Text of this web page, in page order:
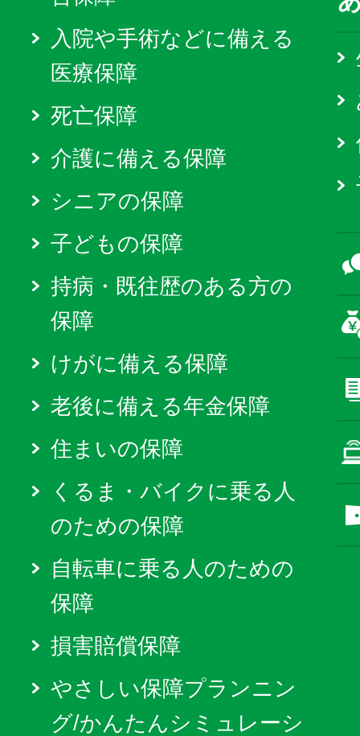
入院や手術などに備える
医療保障
死亡保障
介護に備える保障
シニアの保障
子どもの保障
持病・既往歴のある方の
保障
けがに備える保障
老後に備える年金保障
住まいの保障
くるま・バイクに乗る人
のための保障
自転車に乗る人のための
保障
損害賠償保障
やさしい保障プランニン
グ/かんたんシミュレーシ